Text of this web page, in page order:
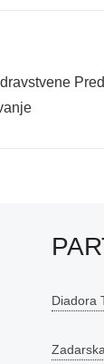
Diadora